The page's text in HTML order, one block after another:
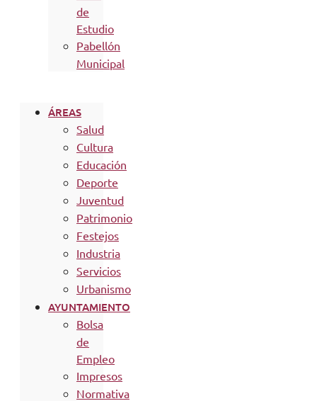
de
Estudio
Pabellón
Municipal
ÁREAS
Salud
Cultura
Educación
Deporte
Juventud
Patrimonio
Festejos
Industria
Servicios
Urbanismo
AYUNTAMIENTO
Bolsa
de
Empleo
Impresos
Normativa